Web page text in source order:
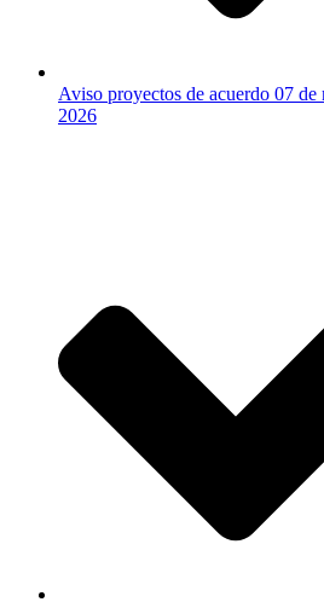
Aviso proyectos de acuerdo 07 de
2026